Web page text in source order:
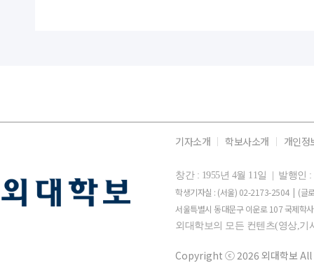
기자소개 학보사소개 개인정
창간 : 1955년 4월 11일 | 발행
학생기자실 : (서울) 02-2173-2504 | (글
서울특별시 동대문구 이운로 107 국제학
외대학보의 모든 컨텐츠(영상,기
Copyright ⓒ 2026 외대학보